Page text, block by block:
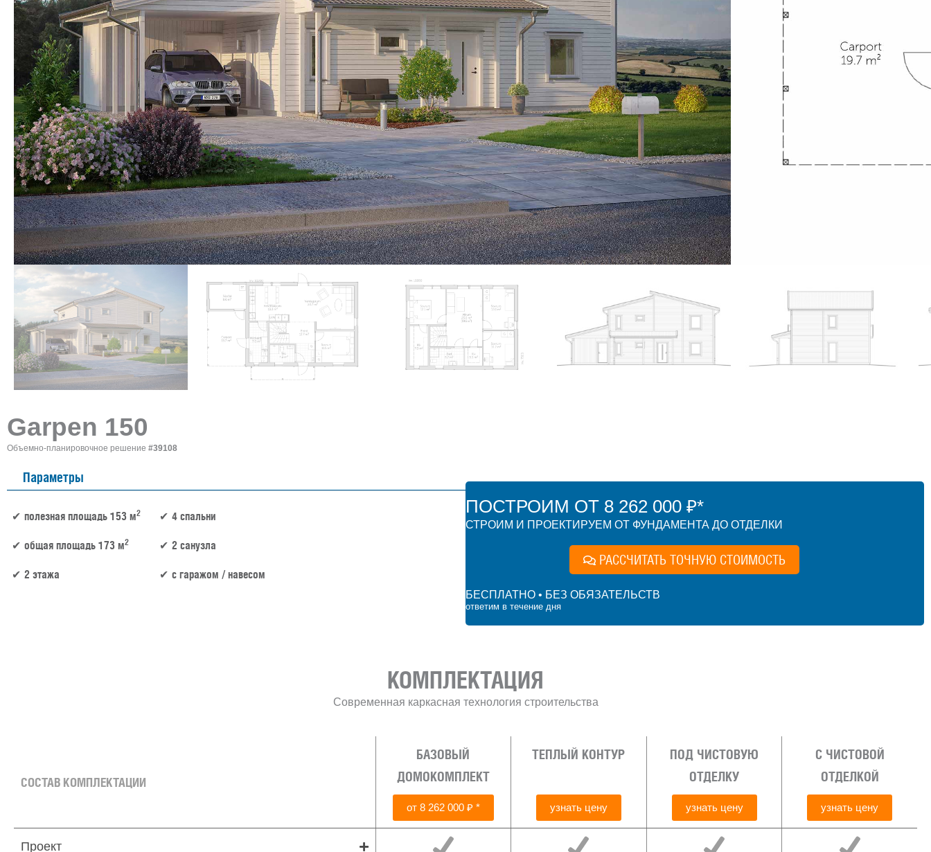
Garpen 150
Объемно-планировочное решение #39108
Параметры
полезная площадь 153 м2
общая площадь 173 м2
2 этажа
4 спальни
2 санузла
c гаражом / навесом
ПОСТРОИМ ОТ 8 262 000 ₽*
СТРОИМ И ПРОЕКТИРУЕМ ОТ ФУНДАМЕНТА ДО ОТДЕЛКИ
РАССЧИТАТЬ ТОЧНУЮ СТОИМОСТЬ
БЕСПЛАТНО • БЕЗ ОБЯЗАТЕЛЬСТВ
ответим в течение дня
КОМПЛЕКТАЦИЯ
Современная каркасная технология строительства
СОСТАВ КОМПЛЕКТАЦИИ
БАЗОВЫЙ
ДОМОКОМПЛЕКТ
от 8 262 000 ₽ *
ТЕПЛЫЙ КОНТУР
узнать цену
ПОД ЧИСТОВУЮ
ОТДЕЛКУ
узнать цену
С ЧИСТОВОЙ
ОТДЕЛКОЙ
узнать цену
Проект